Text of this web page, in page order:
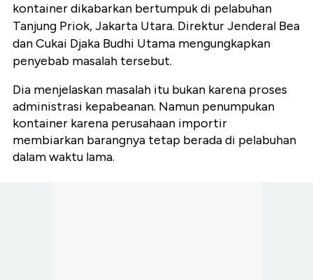
kontainer dikabarkan bertumpuk di pelabuhan
Tanjung Priok, Jakarta Utara. Direktur Jenderal Bea
dan Cukai Djaka Budhi Utama mengungkapkan
penyebab masalah tersebut.
Dia menjelaskan masalah itu bukan karena proses
administrasi kepabeanan. Namun penumpukan
kontainer karena perusahaan importir
membiarkan barangnya tetap berada di pelabuhan
dalam waktu lama.